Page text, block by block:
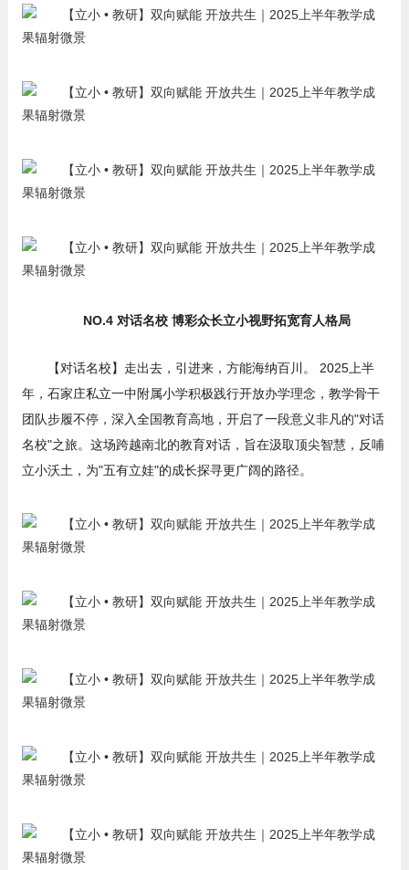
NO.4 对话名校 博彩众长立小视野拓宽育人格局
【对话名校】走出去，引进来，方能海纳百川。 2025上半
年，石家庄私立一中附属小学积极践行开放办学理念，教学骨干
团队步履不停，深入全国教育高地，开启了一段意义非凡的"对话
名校"之旅。这场跨越南北的教育对话，旨在汲取顶尖智慧，反哺
立小沃土，为"五有立娃"的成长探寻更广阔的路径。